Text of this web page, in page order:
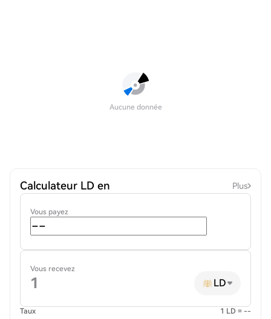
Aucune donnée
Calculateur LD en Plus
Vous payez
Vous recevez
LD
Taux
1 LD = --